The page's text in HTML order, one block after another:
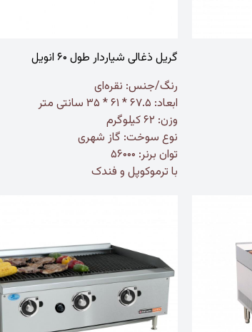
گریل ذغالی شیاردار طول ۶۰ انویل
رنگ/جنس: نقره‌ای
ابعاد: ۶۷.۵ * ۶۱ * ۳۵ سانتی متر
وزن: ۶۲ کیلوگرم
نوع سوخت: گاز شهری
توان برنر: ۵۶۰۰۰
با ترموکوپل و فندک